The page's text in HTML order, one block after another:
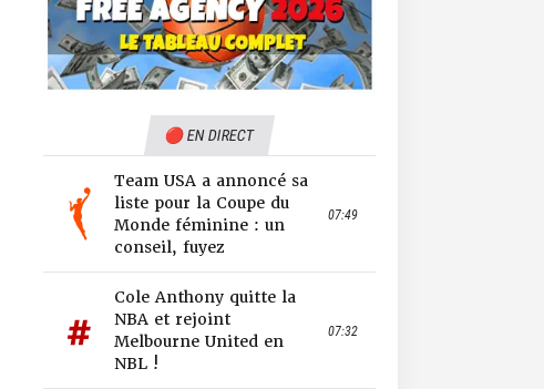
🔴 EN DIRECT
Team USA a annoncé sa
liste pour la Coupe du
Monde féminine : un
conseil, fuyez
07:49
Cole Anthony quitte la
NBA et rejoint
Melbourne United en
NBL !
07:32